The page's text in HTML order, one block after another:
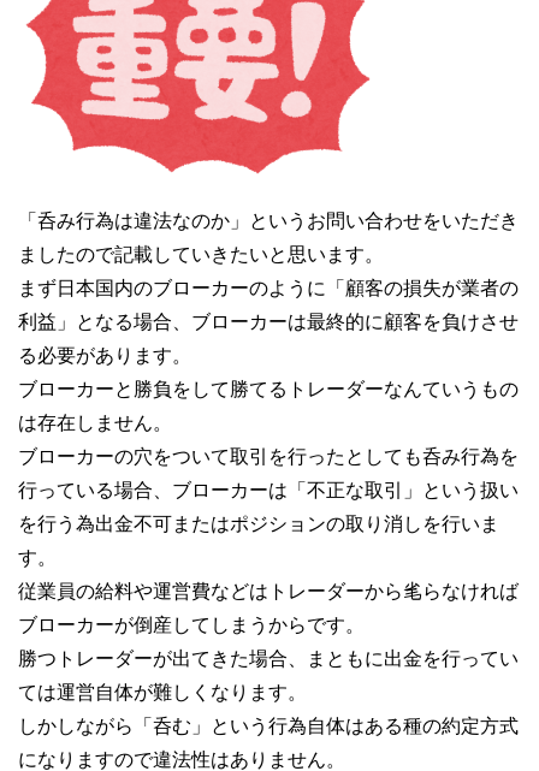
「呑み行為は違法なのか」というお問い合わせをいただき
ましたので記載していきたいと思います。
まず日本国内のブローカーのように「顧客の損失が業者の
利益」となる場合、ブローカーは最終的に顧客を負けさせ
る必要があります。
ブローカーと勝負をして勝てるトレーダーなんていうもの
は存在しません。
ブローカーの穴をついて取引を行ったとしても呑み行為を
行っている場合、ブローカーは「不正な取引」という扱い
を行う為出金不可またはポジションの取り消しを行いま
す。
従業員の給料や運営費などはトレーダーから毟らなければ
ブローカーが倒産してしまうからです。
勝つトレーダーが出てきた場合、まともに出金を行ってい
ては運営自体が難しくなります。
しかしながら「呑む」という行為自体はある種の約定方式
になりますので違法性はありません。